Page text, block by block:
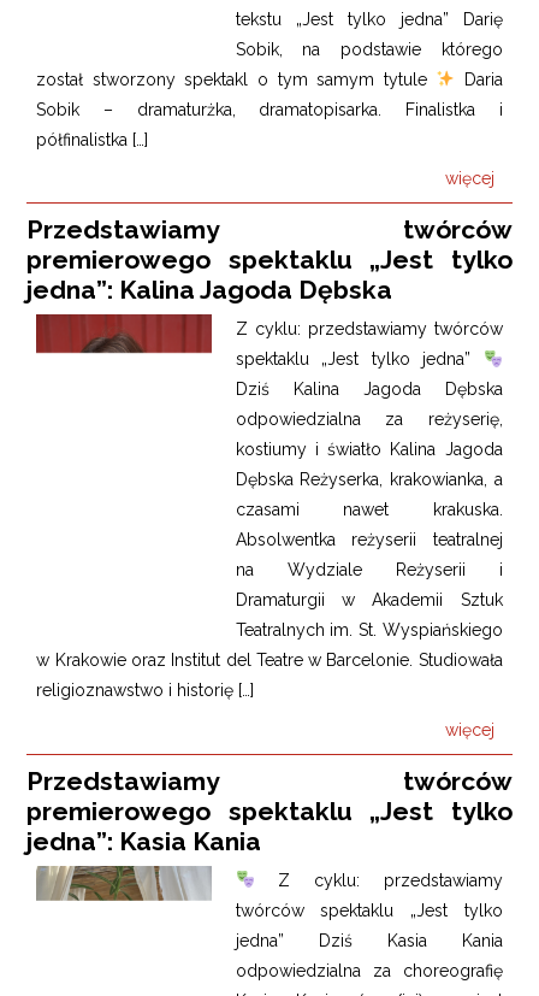
tekstu „Jest tylko jedna” Darię
Sobik, na podstawie którego
został stworzony spektakl o tym samym tytule
Daria
Sobik – dramaturżka, dramatopisarka. Finalistka i
półfinalistka […]
więcej
Przedstawiamy twórców
premierowego spektaklu „Jest tylko
jedna”: Kalina Jagoda Dębska
Z cyklu: przedstawiamy twórców
spektaklu „Jest tylko jedna”
Dziś Kalina Jagoda Dębska
odpowiedzialna za reżyserię,
kostiumy i światło Kalina Jagoda
Dębska Reżyserka, krakowianka, a
czasami nawet krakuska.
Absolwentka reżyserii teatralnej
na Wydziale Reżyserii i
Dramaturgii w Akademii Sztuk
Teatralnych im. St. Wyspiańskiego
w Krakowie oraz Institut del Teatre w Barcelonie. Studiowała
religioznawstwo i historię […]
więcej
Przedstawiamy twórców
premierowego spektaklu „Jest tylko
jedna”: Kasia Kania
Z cyklu: przedstawiamy
twórców spektaklu „Jest tylko
jedna” Dziś Kasia Kania
odpowiedzialna za choreografię